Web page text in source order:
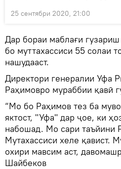
25 сентябри 2020, 21:00
Дар бораи маблағи
бо муттахассиси 55 солаи
нашудааст.
Директори генералии Уфа
Раҳимовро мураббии қавӣ
“Мо бо Раҳимов тез ба
яктост, "Уфа" дар ҷое, ки
набошад. Мо сари таъйини
Мутахассиси хеле қавист.
охири мавсим аст,
Шайбеков